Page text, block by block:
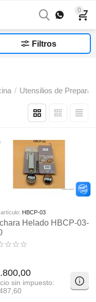
0
Filtros
/ Utensilios de
HBCP-03
Helado HBCP-03-
sin impuesto: